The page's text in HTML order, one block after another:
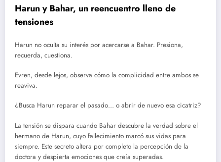
Harun y Bahar, un reencuentro lleno de
tensiones
Harun no oculta su interés por acercarse a Bahar. Presiona,
recuerda, cuestiona.
Evren, desde lejos, observa cómo la complicidad entre ambos se
reaviva.
¿Busca Harun reparar el pasado… o abrir de nuevo esa cicatriz?
La tensión se dispara cuando Bahar descubre la verdad sobre el
hermano de Harun, cuyo fallecimiento marcó sus vidas para
siempre. Este secreto altera por completo la percepción de la
doctora y despierta emociones que creía superadas.